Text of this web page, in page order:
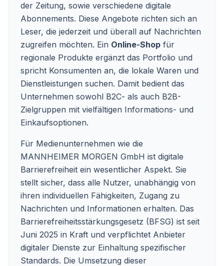
der Zeitung, sowie verschiedene digitale
Abonnements. Diese Angebote richten sich an
Leser, die jederzeit und überall auf Nachrichten
zugreifen möchten. Ein Online-Shop für
regionale Produkte ergänzt das Portfolio und
spricht Konsumenten an, die lokale Waren und
Dienstleistungen suchen. Damit bedient das
Unternehmen sowohl B2C- als auch B2B-
Zielgruppen mit vielfältigen Informations- und
Einkaufsoptionen.
Für Medienunternehmen wie die
MANNHEIMER MORGEN GmbH ist digitale
Barrierefreiheit ein wesentlicher Aspekt. Sie
stellt sicher, dass alle Nutzer, unabhängig von
ihren individuellen Fähigkeiten, Zugang zu
Nachrichten und Informationen erhalten. Das
Barrierefreiheitsstärkungsgesetz (BFSG) ist seit
Juni 2025 in Kraft und verpflichtet Anbieter
digitaler Dienste zur Einhaltung spezifischer
Standards. Die Umsetzung dieser